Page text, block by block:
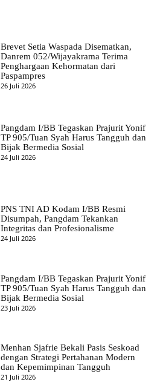
Brevet Setia Waspada Disematkan,
Danrem 052/Wijayakrama Terima
Penghargaan Kehormatan dari
Paspampres
26 Juli 2026
Pangdam I/BB Tegaskan Prajurit Yonif
TP 905/Tuan Syah Harus Tangguh dan
Bijak Bermedia Sosial
24 Juli 2026
PNS TNI AD Kodam I/BB Resmi
Disumpah, Pangdam Tekankan
Integritas dan Profesionalisme
24 Juli 2026
Pangdam I/BB Tegaskan Prajurit Yonif
TP 905/Tuan Syah Harus Tangguh dan
Bijak Bermedia Sosial
23 Juli 2026
Menhan Sjafrie Bekali Pasis Seskoad
dengan Strategi Pertahanan Modern
dan Kepemimpinan Tangguh
21 Juli 2026